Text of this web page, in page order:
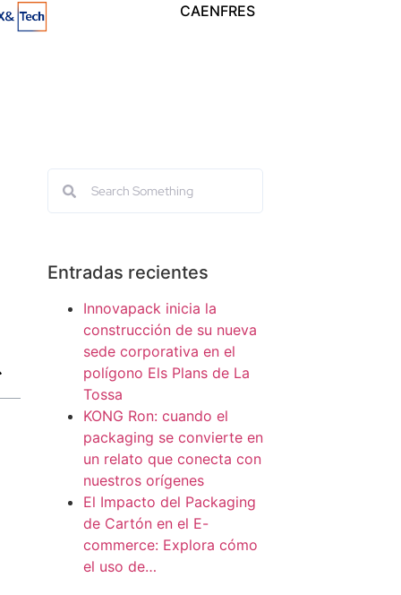
CAENFRES
Entradas recientes
Innovapack inicia la
construcción de su nueva
sede corporativa en el
polígono Els Plans de La
Tossa
KONG Ron: cuando el
packaging se convierte en
un relato que conecta con
nuestros orígenes
El Impacto del Packaging
de Cartón en el E-
commerce: Explora cómo
el uso de…